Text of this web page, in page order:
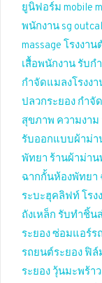
ยูนิฟอร์ม mobile
พนักงาน sg
massage โรงงา
เสื้อพนักงาน รับก
กำจัดแมลงโรงงา
ปลวกระยอง กำจั
สุขภาพ ความงาม
รับออกแบบผ้าม่
พัทยา ร้านผ้าม่า
ฉากกั้นห้องพัทยา
ระบะฮุคลิฟท์ โร
ถังเหล็ก รับทำชิ้น
ระยองซ่อมแอร์ร
รถยนต์ระยอง ฟิล์
ระยอง วุ้นมะพร้าว